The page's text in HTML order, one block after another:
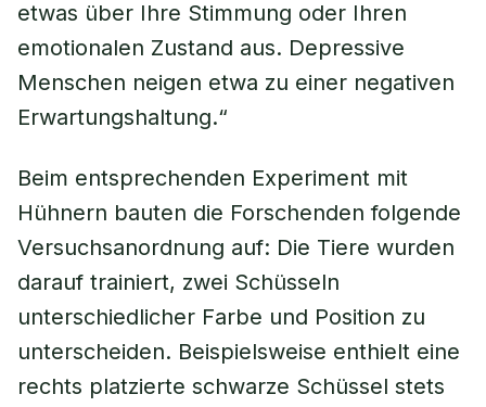
etwas über Ihre Stimmung oder Ihren
emotionalen Zustand aus. Depressive
Menschen neigen etwa zu einer negativen
Erwartungshaltung.“
Beim entsprechenden Experiment mit
Hühnern bauten die Forschenden folgende
Versuchsanordnung auf: Die Tiere wurden
darauf trainiert, zwei Schüsseln
unterschiedlicher Farbe und Position zu
unterscheiden. Beispielsweise enthielt eine
rechts platzierte schwarze Schüssel stets